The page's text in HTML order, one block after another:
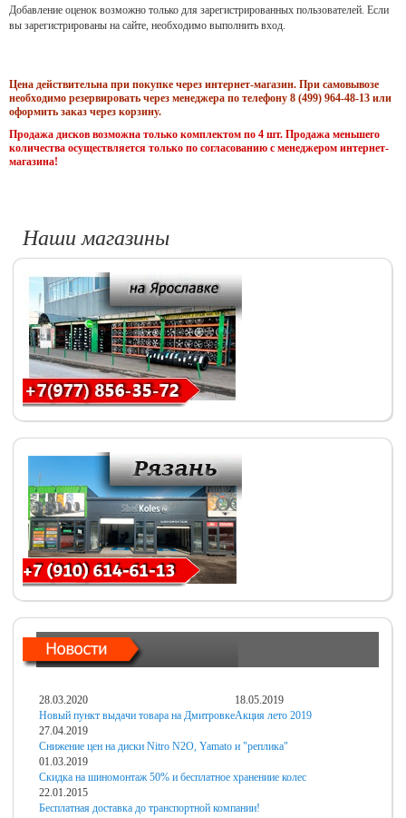
Добавление оценок возможно только для зарегистрированных пользователей. Если
вы зарегистрированы на сайте, необходимо выполнить вход.
Цена действительна при покупке через интернет-магазин. При самовывозе
необходимо резервировать через менеджера по телефону 8 (499) 964-48-13 или
оформить заказ через корзину.
Продажа дисков возможна только комплектом по 4 шт. Продажа меньшего
количества осуществляется только по согласованию с менеджером интернет-
магазина!
Наши магазины
28.03.2020
Новый пункт выдачи товара на Дмитровке
18.05.2019
Акция лето 2019
27.04.2019
Снижение цен на диски Nitro N2O, Yamato и "реплика"
01.03.2019
Скидка на шиномонтаж 50% и бесплатное хранениие колес
22.01.2015
Бесплатная доставка до транспортной компании!